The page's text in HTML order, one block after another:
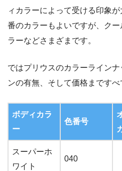
ィカラーによって受ける印象
番のカラーもよいですが、ク
ラーなどさまざまです。
ではプリウスのカラーライン
ンの有無、そして価格まですべ
ボディカラ
ー
色番号
スーパーホ
ワイト
040